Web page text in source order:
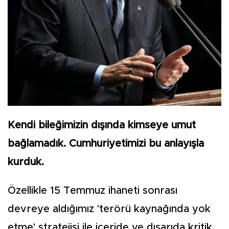
Kendi bileğimizin dışında kimseye umut
bağlamadık. Cumhuriyetimizi bu anlayışla
kurduk.
Özellikle 15 Temmuz ihaneti sonrası
devreye aldığımız 'terörü kaynağında yok